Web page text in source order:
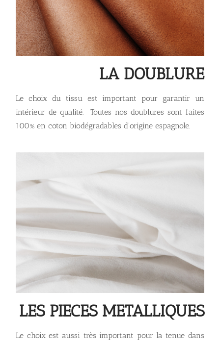
LA DOUBLURE
Le choix du tissu est important pour garantir un
intérieur de qualité. Toutes nos doublures sont faites
100% en coton biodégradables d’origine espagnole.
LES PIECES METALLIQUES
Le choix est aussi très important pour la tenue dans